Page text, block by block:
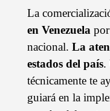
La
en Venezuela
nacional. La
estados del país.
técnicamente te
guiará en la